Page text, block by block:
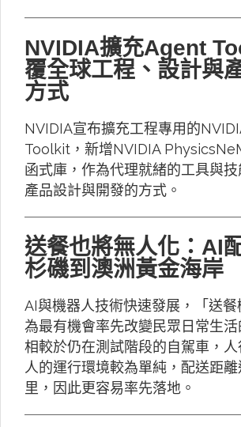
NVIDIA擴充Agent
覆全球工程、設計與
方式
NVIDIA宣布擴充工程專用的
Toolkit，新增NVIDIA
函式庫，作為代理就緒的工具與
產品設計與開發的方式。
送餐也將無人化：AI
杉磯到澳洲黃金海岸
AI與機器人技術快速發展，「送
為最有機會率先改變民眾日常生活
相較於仍在測試階段的自駕車，
人的運行環境較為單純，配送距
里，因此更容易率先落地。